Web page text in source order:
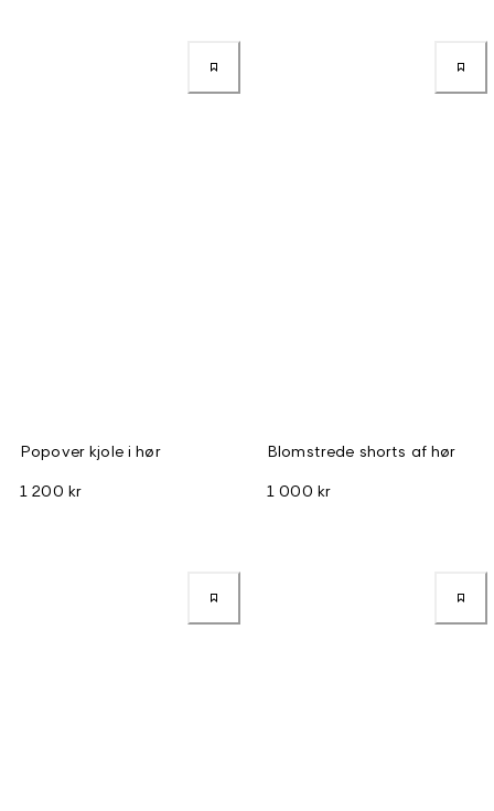
Popover kjole i hør
1 200 kr
Blomstrede shorts af hør
1 000 kr